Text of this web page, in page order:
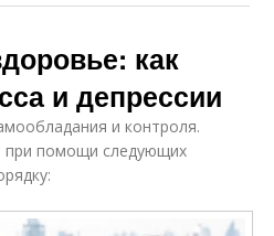
как
и депрессии
и контроля.
при помощи следующих